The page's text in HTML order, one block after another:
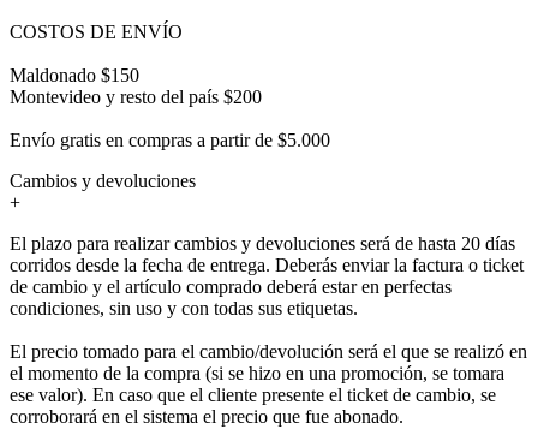
COSTOS DE ENVÍO
Maldonado $150
Montevideo y resto del país $200
Envío gratis en compras a partir de $5.000
Cambios y devoluciones
+
El plazo para realizar cambios y devoluciones será de hasta 20 días
corridos desde la fecha de entrega. Deberás enviar la factura o ticket
de cambio y el artículo comprado deberá estar en perfectas
condiciones, sin uso y con todas sus etiquetas.
El precio tomado para el cambio/devolución será el que se realizó en
el momento de la compra (si se hizo en una promoción, se tomara
ese valor). En caso que el cliente presente el ticket de cambio, se
corroborará en el sistema el precio que fue abonado.